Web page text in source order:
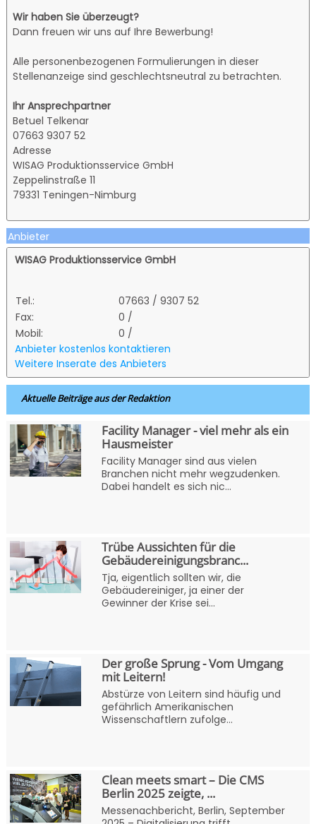
Wir haben Sie überzeugt?
Dann freuen wir uns auf Ihre Bewerbung!
Alle personenbezogenen Formulierungen in dieser
Stellenanzeige sind geschlechtsneutral zu betrachten.
Ihr Ansprechpartner
Betuel Telkenar
07663 9307 52
Adresse
WISAG Produktionsservice GmbH
Zeppelinstraße 11
79331 Teningen-Nimburg
Anbieter
WISAG Produktionsservice GmbH
Tel.:
07663 / 9307 52
Fax:
0 /
Mobil:
0 /
Anbieter kostenlos kontaktieren
Weitere Inserate des Anbieters
Aktuelle Beiträge aus der Redaktion
Facility Manager - viel mehr als ein
Hausmeister
Facility Manager sind aus vielen
Branchen nicht mehr wegzudenken.
Dabei handelt es sich nic...
Trübe Aussichten für die
Gebäudereinigungsbranc...
Tja, eigentlich sollten wir, die
Gebäudereiniger, ja einer der
Gewinner der Krise sei...
Der große Sprung - Vom Umgang
mit Leitern!
Abstürze von Leitern sind häufig und
gefährlich Amerikanischen
Wissenschaftlern zufolge...
Clean meets smart – Die CMS
Berlin 2025 zeigte, ...
Messenachbericht, Berlin, September